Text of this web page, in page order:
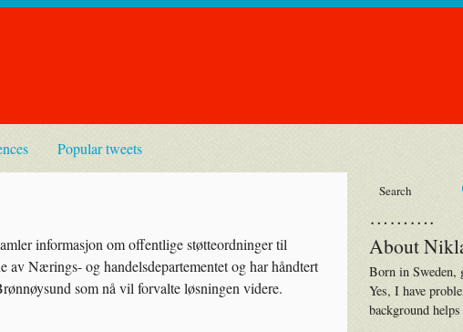
Popular tweets
informasjon om offentlige støtteordninger til
Nærings- og handelsdepartementet og har håndtert
som nå vil forvalte løsningen videre.
……….
About
Born in Sweden,
Yes, I have
background